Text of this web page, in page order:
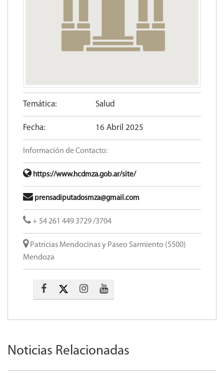
Temática: Salud
Fecha: 16 Abril 2025
Información de Contacto:
https://www.hcdmza.gob.ar/site/
prensadiputadosmza@gmail.com
+ 54 261 449 3729 /3704
Patricias Mendocinas y Paseo Sarmiento (5500)
Mendoza
Noticias Relacionadas